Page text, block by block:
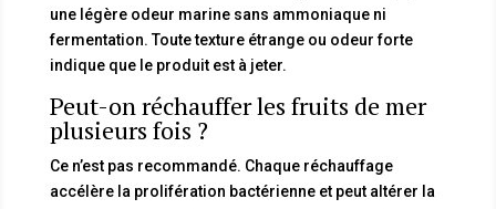
une légère odeur marine sans ammoniaque ni
fermentation. Toute texture étrange ou odeur forte
indique que le produit est à jeter.
Peut-on réchauffer les fruits de mer
plusieurs fois ?
Ce n’est pas recommandé. Chaque réchauffage
accélère la prolifération bactérienne et peut altérer la